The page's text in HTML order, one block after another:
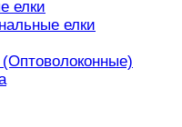
елки
елки